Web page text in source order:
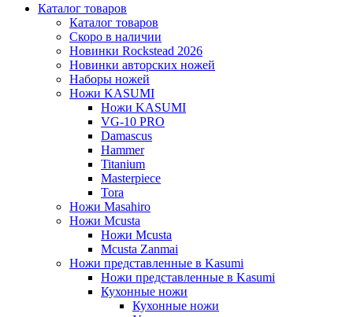
Каталог товаров
Каталог товаров
Скоро в наличии
Новинки Rockstead 2026
Новинки авторских ножей
Наборы ножей
Ножи KASUMI
Ножи KASUMI
VG-10 PRO
Damascus
Hammer
Titanium
Masterpiece
Tora
Ножи Masahiro
Ножи Mcusta
Ножи Mcusta
Mcusta Zanmai
Ножи представленные в Kasumi
Ножи представленные в Kasumi
Кухонные ножи
Кухонные ножи